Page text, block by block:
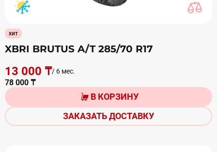
хит
XBRI BRUTUS A/T 285/70 R17
13 000 ₸/ 6 мес.
78 000 ₸
В КОРЗИНУ
ЗАКАЗАТЬ ДОСТАВКУ